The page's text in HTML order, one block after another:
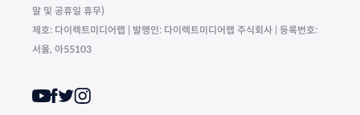
말 및 공휴일 휴무)
제호: 다이렉트미디어랩 | 발행인: 다이렉트미디어랩 주식회사 | 등록번호:
서울, 아55103